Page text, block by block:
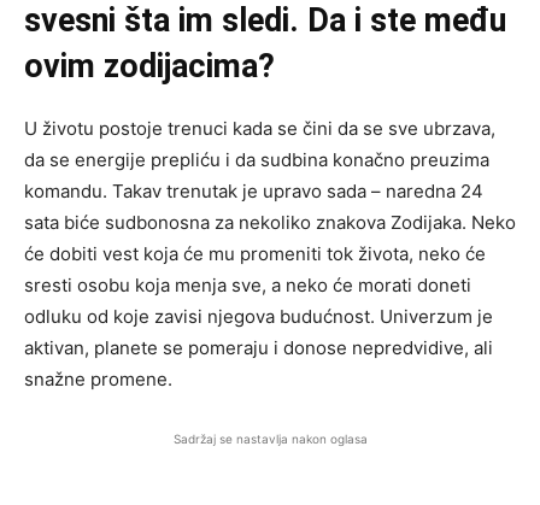
svesni šta im sledi. Da i ste među
ovim zodijacima?
U životu postoje trenuci kada se čini da se sve ubrzava,
da se energije prepliću i da sudbina konačno preuzima
komandu. Takav trenutak je upravo sada – naredna 24
sata biće sudbonosna za nekoliko znakova Zodijaka. Neko
će dobiti vest koja će mu promeniti tok života, neko će
sresti osobu koja menja sve, a neko će morati doneti
odluku od koje zavisi njegova budućnost. Univerzum je
aktivan, planete se pomeraju i donose nepredvidive, ali
snažne promene.
Sadržaj se nastavlja nakon oglasa